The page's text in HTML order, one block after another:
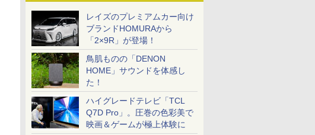
レイズのプレミアムカー向け
ブランドHOMURAから
「2×9R」が登場！
鳥肌ものの「DENON
HOME」サウンドを体感し
た！
ハイグレードテレビ「TCL
Q7D Pro」。圧巻の色彩美で
映画＆ゲームが極上体験に